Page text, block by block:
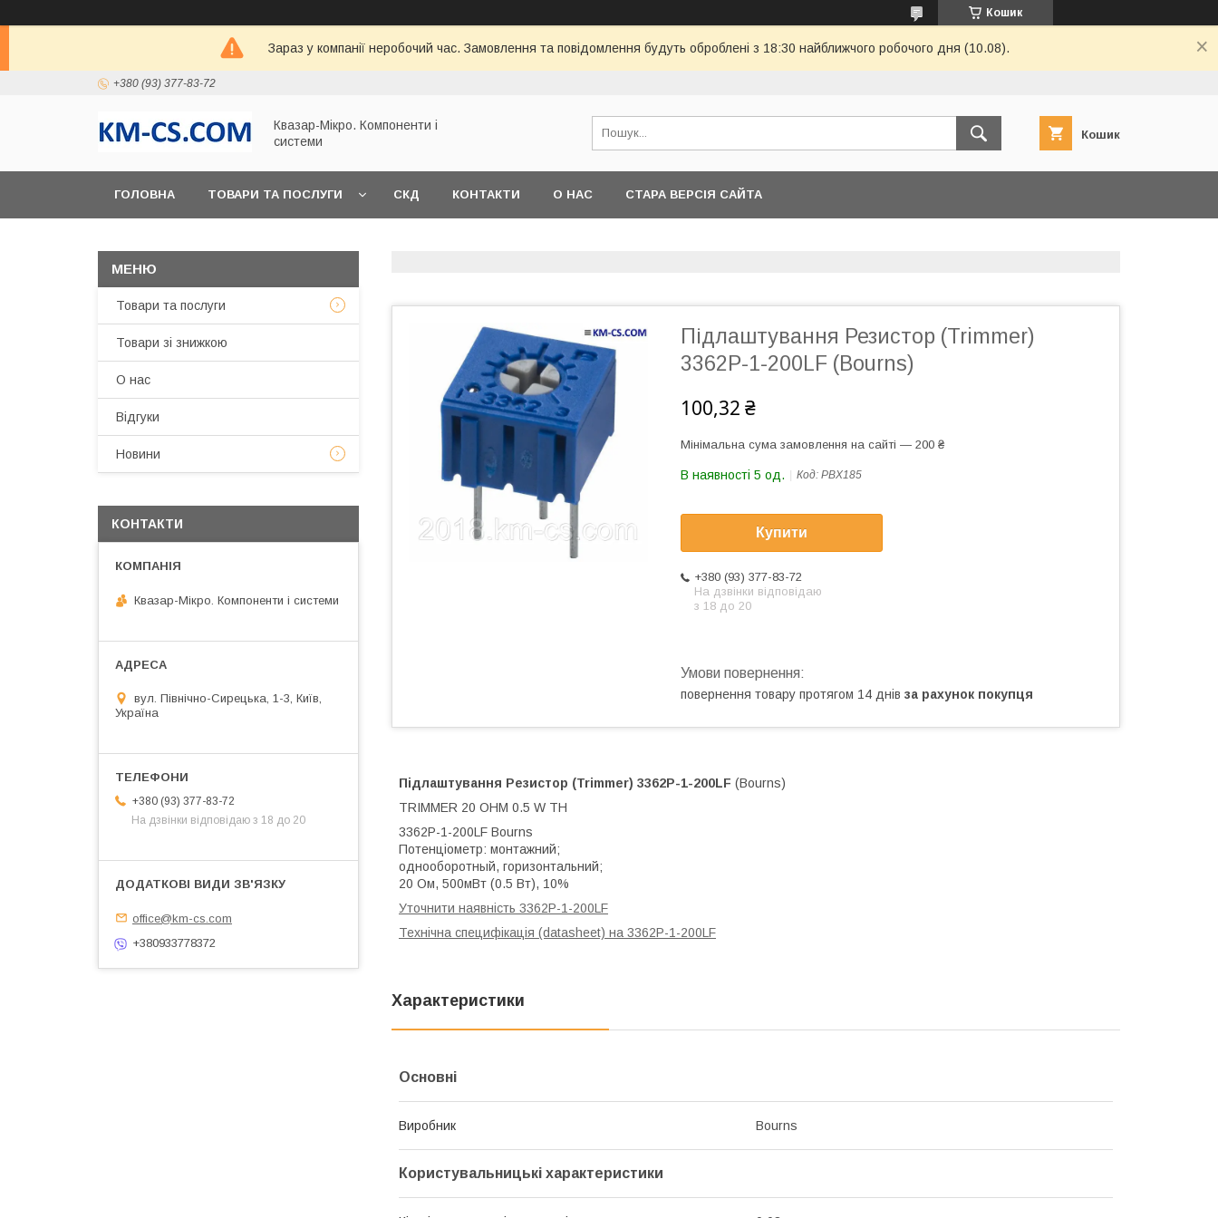
Кошик
Зараз у компанії неробочий час. Замовлення та повідомлення будуть оброблені з 18:30 найближчого робочого дня (10.08).
+380 (93) 377-83-72
Квазар-Мікро. Компоненти і
системи
Кошик
ГОЛОВНА ТОВАРИ ТА ПОСЛУГИ СКД КОНТАКТИ О НАС СТАРА ВЕРСІЯ САЙТА
Підлаштування Резистор (Trimmer)
3362P-1-200LF (Bourns)
100,32 ₴
Мінімальна сума замовлення на сайті — 200 ₴
В наявності 5 од. Код: PBX185
Купити
+380 (93) 377-83-72
На дзвінки відповідаю
з 18 до 20
повернення товару протягом 14 днів за рахунок покупця
Підлаштування Резистор (Trimmer) 3362P-1-200LF (Bourns)
TRIMMER 20 OHM 0.5 W TH
3362P-1-200LF Bourns
Потенціометр: монтажний;
однооборотный, горизонтальний;
20 Ом, 500мВт (0.5 Вт), 10%
Уточнити наявність 3362P-1-200LF
Технічна специфікація (datasheet) на 3362P-1-200LF
Характеристики
Основні
Виробник Bourns
Користувальницькі характеристики
Товари та послуги
Товари зі знижкою
О нас
Відгуки
Новини
КОНТАКТИ
Квазар-Мікро. Компоненти і системи
вул. Північно-Сирецька, 1-3, Київ,
Україна
+380 (93) 377-83-72
На дзвінки відповідаю з 18 до 20
office@km-cs.com
+380933778372